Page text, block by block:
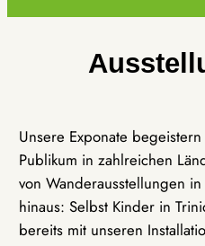
Unsere Exponate
Publikum in zahlreichen
von Wanderausstellungen
hinaus: Selbst Kinder in
bereits mit unseren